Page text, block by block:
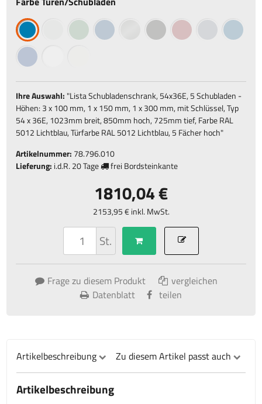
Ihre Auswahl: "Lista Schubladenschrank, 54x36E, 5 Schubladen -
Höhen: 3 x 100 mm, 1 x 150 mm, 1 x 300 mm, mit Schlüssel, Typ
54 x 36E, 1023mm breit, 850mm hoch, 725mm tief, Farbe RAL
5012 Lichtblau, Türfarbe RAL 5012 Lichtblau, 5 Fächer hoch"
Artikelnummer: 78.796.010
Lieferung: i.d.R. 20 Tage frei Bordsteinkante
1810,04 €
2153,95 € inkl. MwSt.
St.
Frage zu diesem Produkt
vergleichen
Datenblatt
teilen
Artikelbeschreibung Zu diesem Artikel passt auch
Artikelbeschreibung